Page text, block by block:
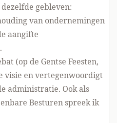
gebleven:
van ondernemingen
aangifte
(op de Gentse Feesten,
visie en vertegenwoordigt
administratie. Ook als
Besturen spreek ik